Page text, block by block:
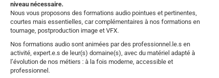
niveau nécessaire.
Nous vous proposons des formations audio pointues et pertinentes,
courtes mais essentielles, car complémentaires à nos formations en
tournage, postproduction image et VFX.
Nos formations audio sont animées par des professionnel.le.s en
activité, expert.e.s de leur(s) domaine(s), avec du matériel adapté à
l’évolution de nos métiers : à la fois moderne, accessible et
professionnel.